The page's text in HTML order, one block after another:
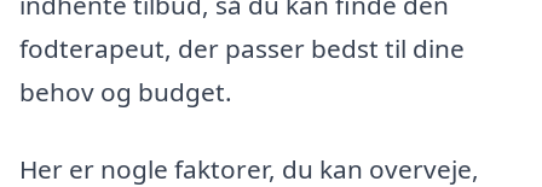
fodterapeut, der passer bedst til dine
behov og budget.
Her er nogle faktorer, du kan overveje,